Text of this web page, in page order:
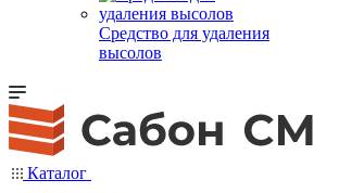
Средство для удаления
высолов
Каталог